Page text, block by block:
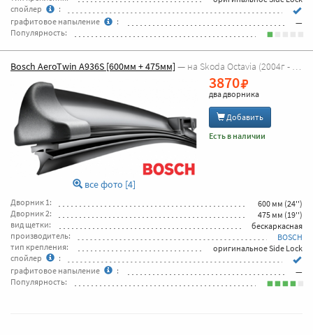
спойлер
:
графитовое напыление
:
—
Популярность:
Bosch AeroTwin A936S [600мм + 475мм] — на Skoda Octavia (2004г - 2013г Octavia A5)
все фото [4]
3870
два дворника
Добавить
Есть в наличии
Дворник 1:
600 мм (24'')
Дворник 2:
475 мм (19'')
вид щетки:
бескаркасная
производитель:
BOSCH
тип крепления:
оригинальное Side Lock
спойлер
:
графитовое напыление
:
—
Популярность: